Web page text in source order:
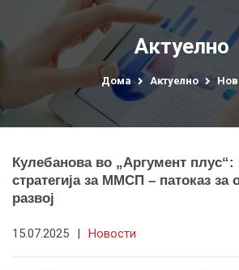
Актуелно
Дома Актуелно
Кулебанова во „Аргумент плус“:
стратегија за ММСП – патоказ за
развој
15.07.2025 | Новости